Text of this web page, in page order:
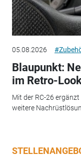
05.08.2026
Blaupunkt:
im Retro-
Mit der RC-26
weitere